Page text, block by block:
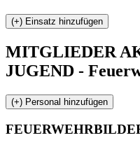
MITGLIEDER
JUGEND -
FEUERWEHR